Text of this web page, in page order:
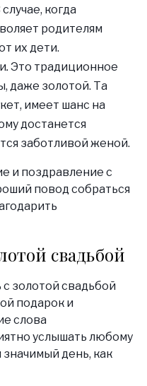
случае, когда
родителям
их дети.
. Это традиционное
даже золотой. Та
имеет шанс на
достанется
заботливой женой.
и поздравление с
повод собраться
свадьбой
золотой свадьбой
подарок и
слова
услышать любому
день, как